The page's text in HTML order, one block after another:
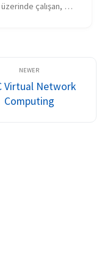
çalışan,
Virtual Network
Computing